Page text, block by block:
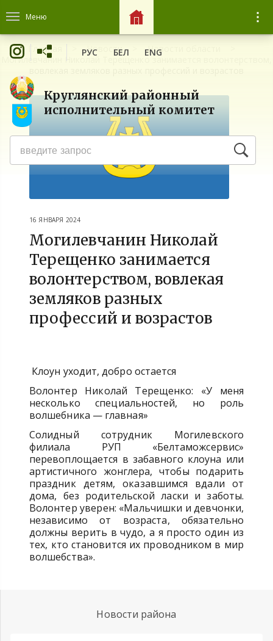
Меню
Круглянский районный
исполнительный комитет
РУС БЕЛ ENG
Главная Новости
Новости области
Могилевчанин Николай Терещенко занимается волонтерством,
16 ЯНВАРЯ 2024
Могилевчанин Николай
Терещенко занимается
волонтерством, вовлекая
земляков разных
профессий и возрастов
Клоун уходит, добро остается
Волонтер Николай Терещенко: «У меня
несколько специальностей, но роль
волшебника — главная»
Солидный сотрудник Могилевского
филиала РУП «Белтаможсервис»
перевоплощается в забавного клоуна или
артистичного жонглера, чтобы подарить
праздник детям, оказавшимся вдали от
дома, без родительской ласки и заботы.
Волонтер уверен: «Мальчишки и девчонки,
независимо от возраста, обязательно
должны верить в чудо, а я просто один из
тех, кто становится их проводником в мир
волшебства».
Новости района